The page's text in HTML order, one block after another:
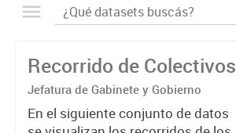
Recorrido de Colectivos
Jefatura de Gabinete y Gobierno
En el siguiente conjunto de datos